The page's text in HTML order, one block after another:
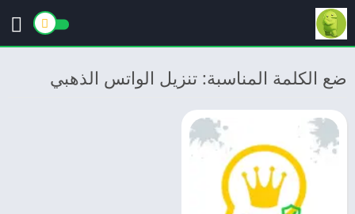
ضع الكلمة المناسبة: تنزيل الواتس الذهبي